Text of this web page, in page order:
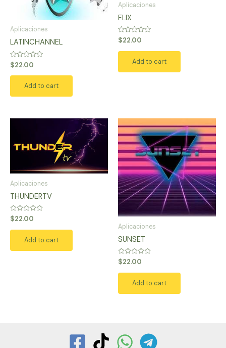
Aplicaciones
LATINCHANNEL
Rated
0
out
$22.00
Add to cart
Aplicaciones
FLIX
Rated
0
out
$22.00
Add to cart
Aplicaciones
THUNDERTV
Rated
0
out
$22.00
Add to cart
Aplicaciones
SUNSET
Rated
0
out
$22.00
Add to cart